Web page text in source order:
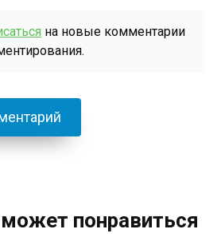
на новые комментарии
понравиться